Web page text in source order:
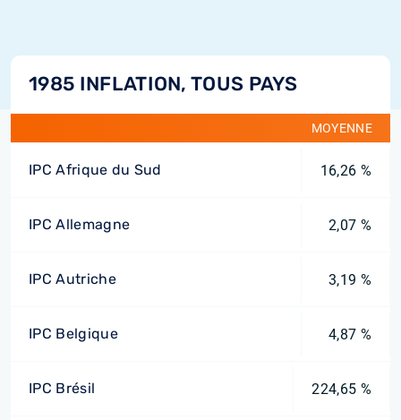
1985 INFLATION, TOUS PAYS
MOYENNE
IPC Afrique du Sud 16,26 %
IPC Allemagne 2,07 %
IPC Autriche 3,19 %
IPC Belgique 4,87 %
IPC Brésil 224,65 %